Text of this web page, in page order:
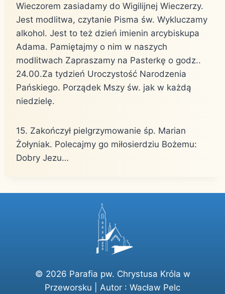
Wieczorem zasiadamy do Wigilijnej Wieczerzy.
Jest modlitwa, czytanie Pisma św. Wykluczamy
alkohol. Jest to też dzień imienin arcybiskupa
Adama. Pamiętajmy o nim w naszych
modlitwach Zapraszamy na Pasterkę o godz..
24.00.Za tydzień Uroczystość Narodzenia
Pańskiego. Porządek Mszy św. jak w każdą
niedzielę.
15. Zakończył pielgrzymowanie śp. Marian
Żołyniak. Polecajmy go miłosierdziu Bożemu:
Dobry Jezu…
© 2026 Parafia pw. Chrystusa Króla w
Przeworsku | Autor : Wacław Pelc